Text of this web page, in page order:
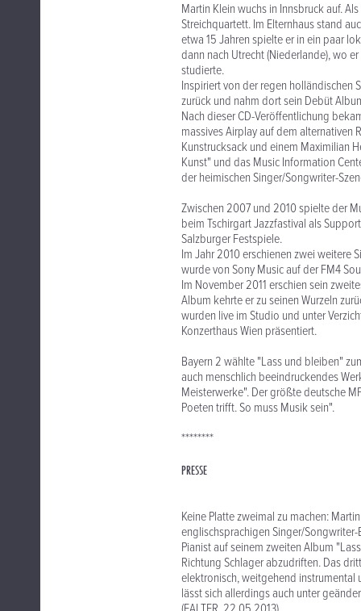
Martin Klein wuchs in Innsbruck auf.
Streichquartett. Im Elternhaus stand
etwa 15 Jahren spielte er in ein paar
dann nach Utrecht (Niederlande), wo
studierte.
Inspiriert von der regen holländischen
zurück und nahm dort sein Debüt
Nach dieser CD-Veröffentlichung
massives Airplay auf dem alternativen
Kunstrucksack und einem Maximilian
Kunst" und das Music Information
der heimischen Singer/Songwriter-
Zwischen 2007 und 2010 spielte der
beim Tschirgart Jazzfastival als
Salzburger Festspiele.
Im Jahr 2010 erschienen zwei weitere
wurde von Sony Music auf der FM4
Im November 2011 erschien sein
Album kehrte er zu seinen Wurzeln
wurden live im Studio und unter
Konzerthaus Wien präsentiert.
Bayern 2 wählte "Lass und bleiben"
auch menschlich beeindruckendes
Meisterwerke". Der größte deutsche
Poeten trifft. So muss Musik sein".
********
PRESSE
Keine Platte zweimal zu machen:
englischsprachigen Singer/
Pianist auf seinem zweiten Album
Richtung Schlager abzudriften. Das
elektronisch, weitgehend instrumental
lässt sich allerdings auch unter